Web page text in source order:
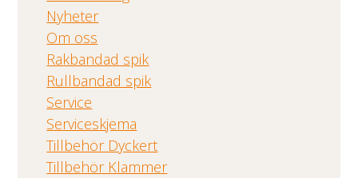
Nyheter
Om oss
Rakbandad spik
Rullbandad spik
Service
Serviceskjema
Tillbehör Dyckert
Tillbehör Klammer